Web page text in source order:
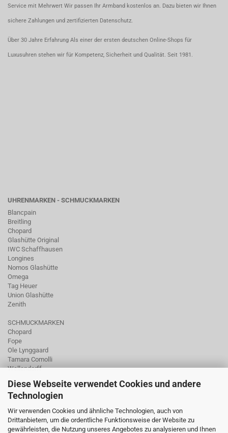
Diese Webseite verwendet Cookies und andere
Technologien
Wir verwenden Cookies und ähnliche Technologien, auch von
Drittanbietern, um die ordentliche Funktionsweise der Website zu
gewährleisten, die Nutzung unseres Angebotes zu analysieren und Ihnen
Service mit Mehrwert Wir passen Ihr Armband kostenlos an. Dazu bieten wir Ihnen
sichere Zahlungen und zertifizierten Datenschutz.
Über 30 Jahre Erfahrung Als einer der ersten deutschen Online-Shops für
Luxusuhren stehen wir für Kompetenz, Sicherheit und Qualität. Seit 1981.
UHRENMARKEN - SCHMUCKMARKEN
Blancpain
Breitling
Chopard
Glashütte Original
IWC Schaffhausen
Longines
Nomos Glashütte
Omega
Tag Heuer
Union Glashütte
Zenith
SCHMUCKMARKEN
Chopard
Fope
Ole Lynggaard
Tamara Comolli
Wellendorff